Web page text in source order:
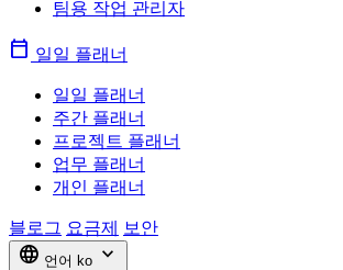
팀용 작업 관리자
calendar_today 일일 플래너
일일 플래너
주간 플래너
프로젝트 플래너
업무 플래너
개인 플래너
블로그 요금제 보안
language 언어 ko expand_more